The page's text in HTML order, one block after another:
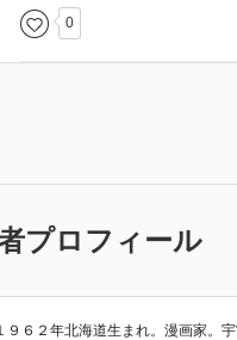
0
プロフィール
９６２年北海道生まれ。漫画家。